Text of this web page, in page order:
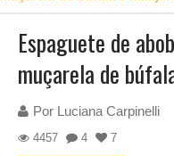
Espaguete de
muçarela de
Por Luciana Carpinelli
4457 4 7